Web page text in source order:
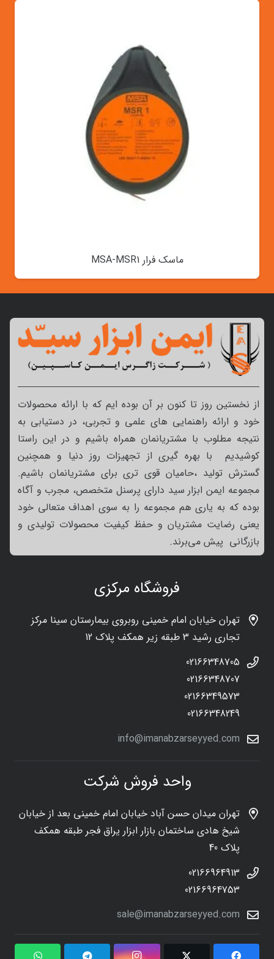
ماسک فرار MSA-MSR1
فروشگاه مرکزی
تهران خیابان امام خمینی روبروی بیمارستان سینا مرکز
تجاری رشید 3 طبقه زیر همکف پلاک 12
02166348705
02166348707
02166349573
02166348249
info@imanabzarseyyed.com
واحد فروش شرکت
تهران میدان حسن آباد خیابان امام خمینی بعد از خیابان
شیخ هادی ساختمان بازار ابزار یراق فجر طبقه همکف
پلاک 40
02166964913
02166964753
sale@imanabzarseyyed.com
از نخستین روز تا کنون بر آن بوده ایم که با ارائه محصولات
خود و ارائه راهنمایی های علمی و تجربی، در دستیابی به
نتیجه مطلوب با مشتریانمان همراه باشیم و در این راستا
کوشیدیم با بهره گیری از تجهیزات روز دنیا و همچنین
گسترش تولید ،حامیان قوی تری برای مشتریانمان باشیم.
مجموعه ایمن ابزار سید دارای پرسنل متخصص، مجرب و آگاه
بوده که به یاری هم مجموعه را به سوی اهداف متعالی خود
یعنی رضایت مشتریان و حفظ کیفیت محصولات تولیدی و
بازرگانی پیش می‌برند.